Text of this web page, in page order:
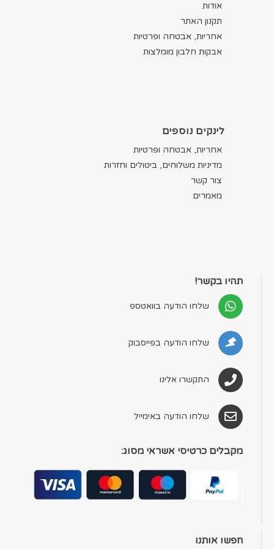
אודות
תקנון האתר
אחריות, אבטחה ופרטיות
אבקות חלבון מומלצות
לינקים נוספים
אחריות, אבטחה ופרטיות
מדיניות משלוחים, ביטולים וחזרות
צור קשר
מאמרים
תהיו בקשר!
שלחו הודעה בוואטספ
שלחו הודעה בפייסבוק
התקשרו אלינו
שלחו הודעה באימייל
מקבלים כרטיסי אשראי מסוג:
חפשו אותנו